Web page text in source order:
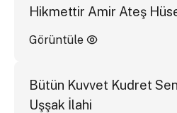
Hikmettir Amir Ateş
Görüntüle
Bütün Kuvvet Kudret
Uşşak İlahi